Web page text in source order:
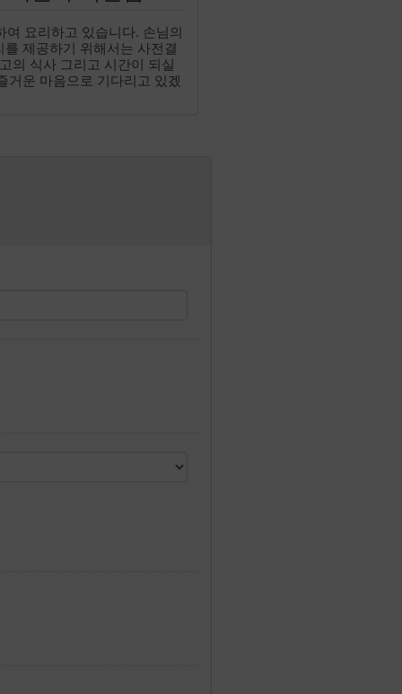
요리하고 있습니다. 손님의
제공하기 위해서는 사전결
의 식사 그리고 시간이 되실
거운 마음으로 기다리고 있겠